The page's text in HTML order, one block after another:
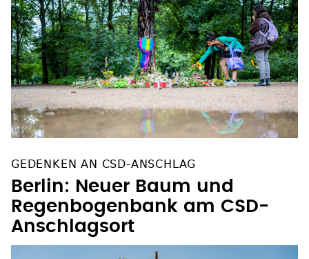
GEDENKEN AN CSD-ANSCHLAG
Berlin: Neuer Baum und
Regenbogenbank am CSD-
Anschlagsort